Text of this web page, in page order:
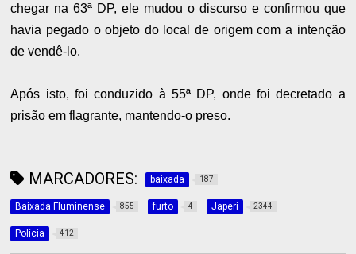
chegar na 63ª DP, ele mudou o discurso e confirmou que
havia pegado o objeto do local de origem com a intenção
de vendê-lo.
Após isto, foi conduzido à 55ª DP, onde foi decretado a
prisão em flagrante, mantendo-o preso.
MARCADORES: baixada 187
Baixada Fluminense 855 furto 4 Japeri 2344
Polícia 412